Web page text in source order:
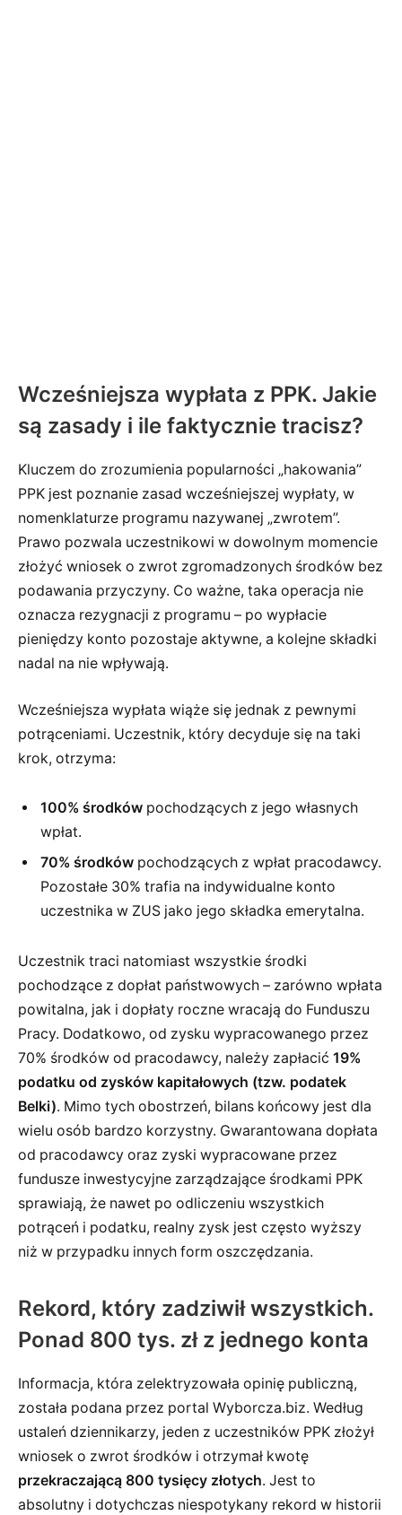
Wcześniejsza wypłata z PPK. Jakie
są zasady i ile faktycznie tracisz?
Kluczem do zrozumienia popularności „hakowania”
PPK jest poznanie zasad wcześniejszej wypłaty, w
nomenklaturze programu nazywanej „zwrotem”.
Prawo pozwala uczestnikowi w dowolnym momencie
złożyć wniosek o zwrot zgromadzonych środków bez
podawania przyczyny. Co ważne, taka operacja nie
oznacza rezygnacji z programu – po wypłacie
pieniędzy konto pozostaje aktywne, a kolejne składki
nadal na nie wpływają.
Wcześniejsza wypłata wiąże się jednak z pewnymi
potrąceniami. Uczestnik, który decyduje się na taki
krok, otrzyma:
100% środków pochodzących z jego własnych
wpłat.
70% środków pochodzących z wpłat pracodawcy.
Pozostałe 30% trafia na indywidualne konto
uczestnika w ZUS jako jego składka emerytalna.
Uczestnik traci natomiast wszystkie środki
pochodzące z dopłat państwowych – zarówno wpłata
powitalna, jak i dopłaty roczne wracają do Funduszu
Pracy. Dodatkowo, od zysku wypracowanego przez
70% środków od pracodawcy, należy zapłacić 19%
podatku od zysków kapitałowych (tzw. podatek
Belki). Mimo tych obostrzeń, bilans końcowy jest dla
wielu osób bardzo korzystny. Gwarantowana dopłata
od pracodawcy oraz zyski wypracowane przez
fundusze inwestycyjne zarządzające środkami PPK
sprawiają, że nawet po odliczeniu wszystkich
potrąceń i podatku, realny zysk jest często wyższy
niż w przypadku innych form oszczędzania.
Rekord, który zadziwił wszystkich.
Ponad 800 tys. zł z jednego konta
Informacja, która zelektryzowała opinię publiczną,
została podana przez portal Wyborcza.biz. Według
ustaleń dziennikarzy, jeden z uczestników PPK złożył
wniosek o zwrot środków i otrzymał kwotę
przekraczającą 800 tysięcy złotych. Jest to
absolutny i dotychczas niespotykany rekord w historii